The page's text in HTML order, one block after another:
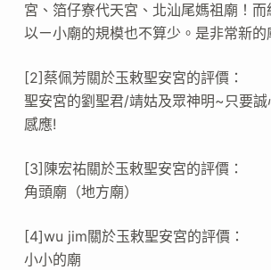
宮、箔仔寮代天宮、北汕尾媽祖廟！而
以ㄧ小廟的規模也不算少。是非常新的
[2]蔡佩芳關於玉敕聖安宮的評價：
聖安宮的劉聖君/靖姑及眾神明~只要
感應!
[3]陳宏祐關於玉敕聖安宮的評價：
角頭廟（地方廟）
[4]wu jim關於玉敕聖安宮的評價：
小小的廟